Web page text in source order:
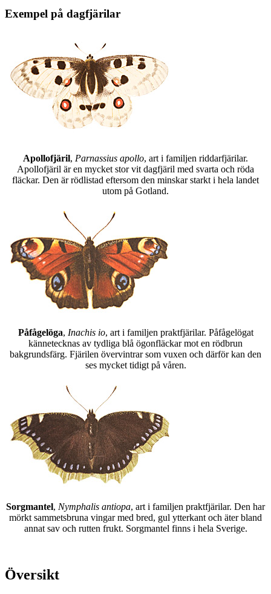
Exempel på dagfjärilar
Apollofjäril, Parnassius apollo, art i familjen riddarfjärilar.
Apollofjäril är en mycket stor vit dagfjäril med svarta och röda
fläckar. Den är rödlistad eftersom den minskar starkt i hela landet
utom på Gotland.
Påfågelöga, Inachis io, art i familjen praktfjärilar. Påfågelögat
kännetecknas av tydliga blå ögonfläckar mot en rödbrun
bakgrundsfärg. Fjärilen övervintrar som vuxen och därför kan den
ses mycket tidigt på våren.
Sorgmantel, Nymphalis antiopa, art i familjen praktfjärilar. Den har
mörkt sammetsbruna vingar med bred, gul ytterkant och äter bland
annat sav och rutten frukt. Sorgmantel finns i hela Sverige.
Översikt